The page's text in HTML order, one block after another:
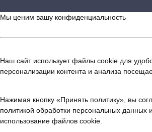
Мы ценим вашу конфиденциальность
Наш сайт использует файлы cookie для
персонализации контента и анализа
Нажимая кнопку «Принять политику», вы
политикой обработки персональных данных
использование файлов cookie.